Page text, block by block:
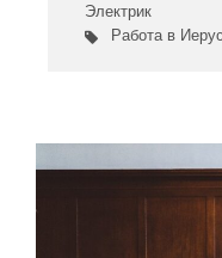
Электрик
Работа в